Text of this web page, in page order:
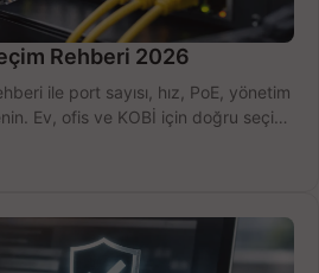
Rehberi 2026
ile port sayısı, hız, PoE, yönetim
Ev, ofis ve KOBİ için doğru seçimi